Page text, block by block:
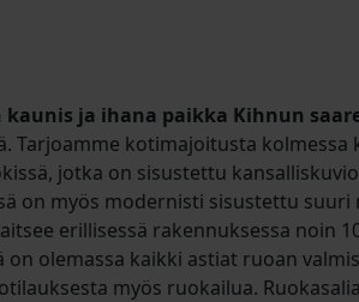
kaunis ja ihana paikka Kihnun
Tarjoamme kotimajoitusta kolmessa
jotka on sisustettu
on myös modernisti sisustettu suuri
erillisessä rakennuksessa noin
on olemassa kaikki astiat ruoan
myös ruokailua.